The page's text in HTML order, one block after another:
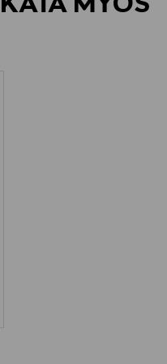
etukäteen.